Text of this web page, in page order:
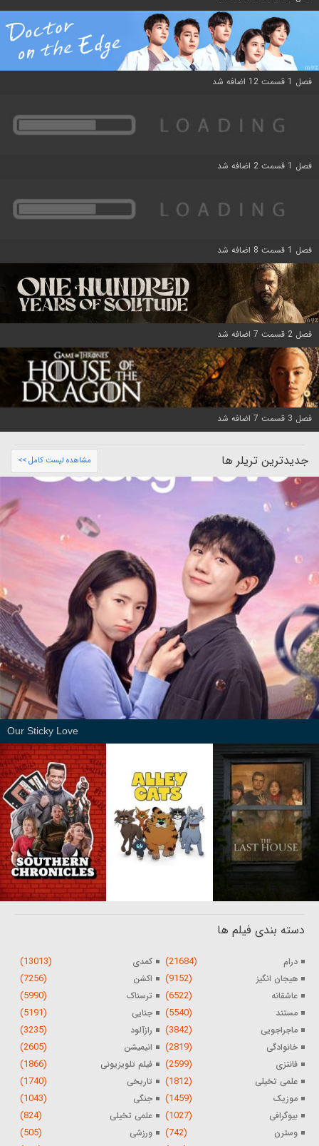
فصل 1 قسمت 12 اضافه شد
فصل 1 قسمت 2 اضافه شد
فصل 1 قسمت 8 اضافه شد
فصل 2 قسمت 7 اضافه شد
فصل 3 قسمت 7 اضافه شد
جدیدترین تریلر ها مشاهده لیست کامل >>
Our Sticky Love
دسته بندی فیلم ها
درام (21684) کمدی (13013)
هیجان انگیز (9152) اکشن (7256)
عاشقانه (6522) ترسناک (5990)
مستند (5540) جنایی (5191)
ماجراجویی (3842) رازآلود (3235)
خانوادگی (2819) انیمیشن (2605)
فانتزی (2599) فیلم تلویزیونی (1866)
علمی تخیلی (1812) تاریخی (1740)
موزیک (1459) جنگی (1043)
بیوگرافی (1027) علمی تخیلی (824)
وسترن (742) ورزشی (505)